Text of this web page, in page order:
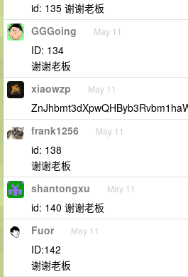
id: 135 谢谢老板
GGGoing May 11
ID: 134
谢谢老板
xiaowzp May 11
frank1256 May 11
id: 138
谢谢老板
shantongxu May 11
id: 140 谢谢老板
Fuor May 11
ID:142
谢谢老板